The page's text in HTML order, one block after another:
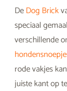
DeDog Brick
speciaal
verschillende
rode vakjes
juiste kant op